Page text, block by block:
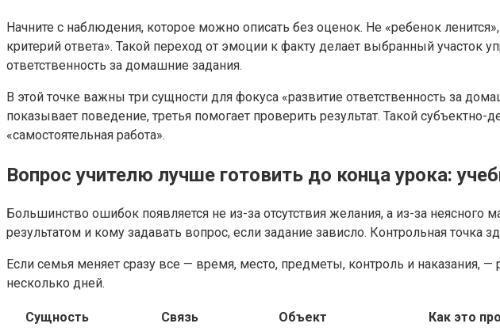
Начните с наблюдения, которое можно описать без оценок. Не «ребенок
критерий ответа». Такой переход от эмоции к факту делает выбранный участок
ответственность за домашние задания.
В этой точке важны три сущности для фокуса «развитие ответственность за
показывает поведение, третья помогает проверить результат. Такой
«самостоятельная работа».
Вопрос учителю лучше готовить до конца урока:
Большинство ошибок появляется не из-за отсутствия желания, а из-за
результатом и кому задавать вопрос, если задание зависло. Контрольная
Если семья меняет сразу все — время, место, предметы, контроль и наказания,
несколько дней.
Сущность Связь Объект
Как это